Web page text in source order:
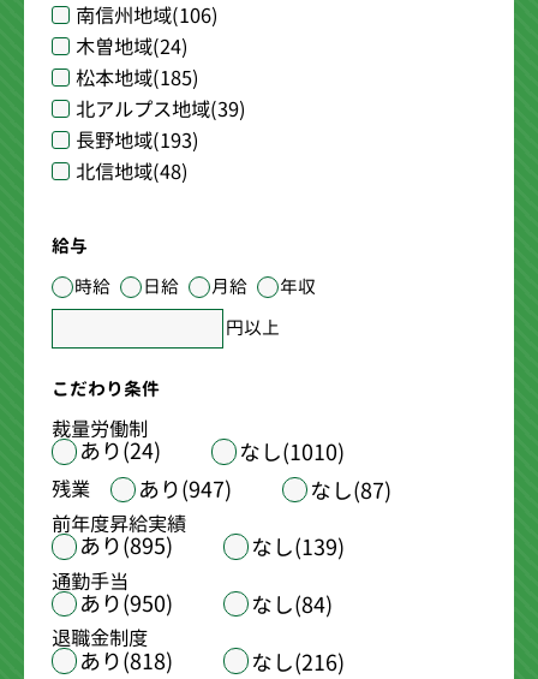
南信州地域(106)
木曽地域(24)
松本地域(185)
北アルプス地域(39)
長野地域(193)
北信地域(48)
給与
時給
日給 月給
年収
円以上
こだわり条件
裁量労働制
あり(24) なし(1010)
残業 あり(947) なし(87)
前年度昇給実績
あり(895) なし(139)
通勤手当
あり(950) なし(84)
退職金制度
あり(818) なし(216)